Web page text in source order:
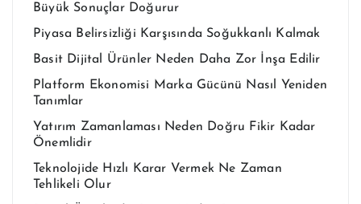
Büyük Sonuçlar Doğurur
Piyasa Belirsizliği Karşısında Soğukkanlı Kalmak
Basit Dijital Ürünler Neden Daha Zor İnşa Edilir
Platform Ekonomisi Marka Gücünü Nasıl Yeniden
Tanımlar
Yatırım Zamanlaması Neden Doğru Fikir Kadar
Önemlidir
Teknolojide Hızlı Karar Vermek Ne Zaman
Tehlikeli Olur